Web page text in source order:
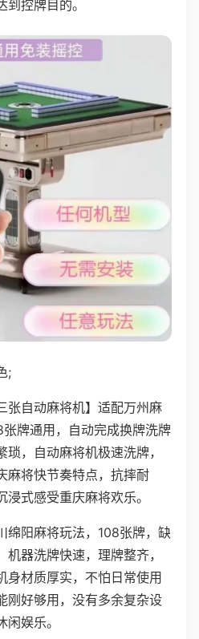
控牌目的。
;
张自动麻将机】适配万州麻
牌通用，自动完成换牌洗牌
，自动麻将机极速洗牌，
麻将快节奏特点，抗摔耐
式感受重庆麻将欢乐。
绵阳麻将玩法，108张牌，缺
器洗牌快速，理牌整齐，
身材质厚实，不怕日常使用
刚好够用，没有多余复杂设
娱乐。